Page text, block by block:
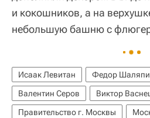
и кокошников, а на
небольшую башню с
Исаак Левитан Федор
Валентин Серов
Виктор
Правительство г. Москвы